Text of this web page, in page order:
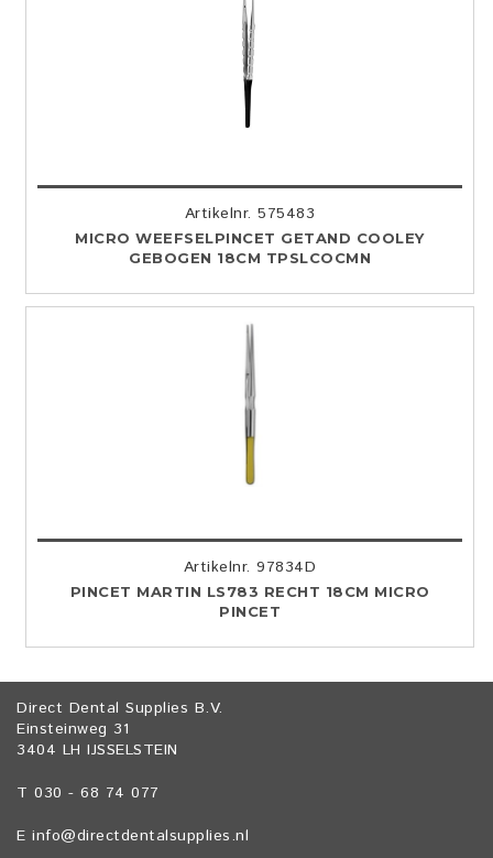
Artikelnr. 575483
MICRO WEEFSELPINCET GETAND COOLEY
GEBOGEN 18CM TPSLCOCMN
Artikelnr. 97834D
PINCET MARTIN LS783 RECHT 18CM MICRO
PINCET
Direct Dental Supplies B.V.
Einsteinweg 31
3404 LH IJSSELSTEIN
T 030 - 68 74 077
E info@directdentalsupplies.nl